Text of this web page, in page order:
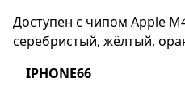
Доступен с чипом Apple
серебристый, жёлтый,
IPHONE66